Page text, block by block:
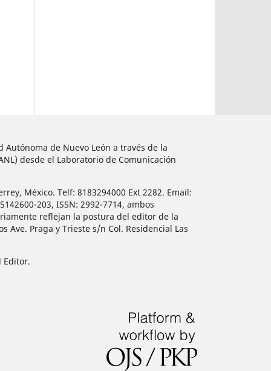
de Nuevo León a través de la
desde el Laboratorio de Comunicación
México. Telf: 8183294000 Ext 2282. Email:
203, ISSN: 2992-7714, ambos
reflejan la postura del editor de la
Ave. Praga y Trieste s/n Col. Residencial Las
Editor.